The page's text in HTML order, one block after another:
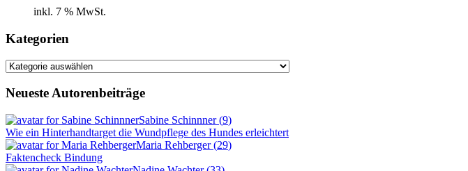
inkl. 7 % MwSt.
Kategorien
Kategorien
Neueste Autorenbeiträge
Sabine Schinnner(9)
Wie ein Hinterhandtarget die Wundpflege des Hundes erleichtert
Maria Rehberger(29)
Faktencheck Bindung